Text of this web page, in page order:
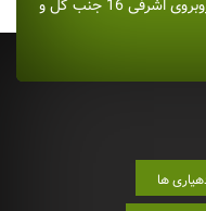
مازندران بابل چهار راه نواب صفوی روبروی اشرفی 16 جنب گل و
ها